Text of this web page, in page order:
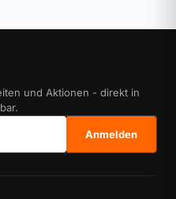
und Aktionen - direkt in
Anmelden